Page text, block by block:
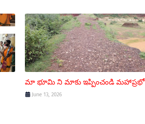
మా భూమి ని మాకు ఇప్పించండి మహాప్రభో
June 13, 2026